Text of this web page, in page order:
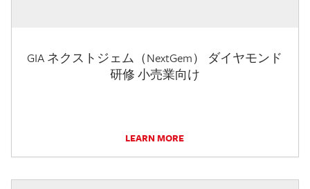
GIA ネクストジェム（NextGem） ダイヤモンド
研修 小売業向け
LEARN MORE